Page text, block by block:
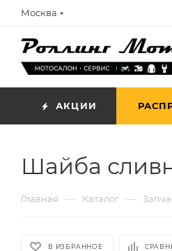
Москва
АКЦИИ
Шайба
Главная — Каталог —
В ИЗБРАННОЕ